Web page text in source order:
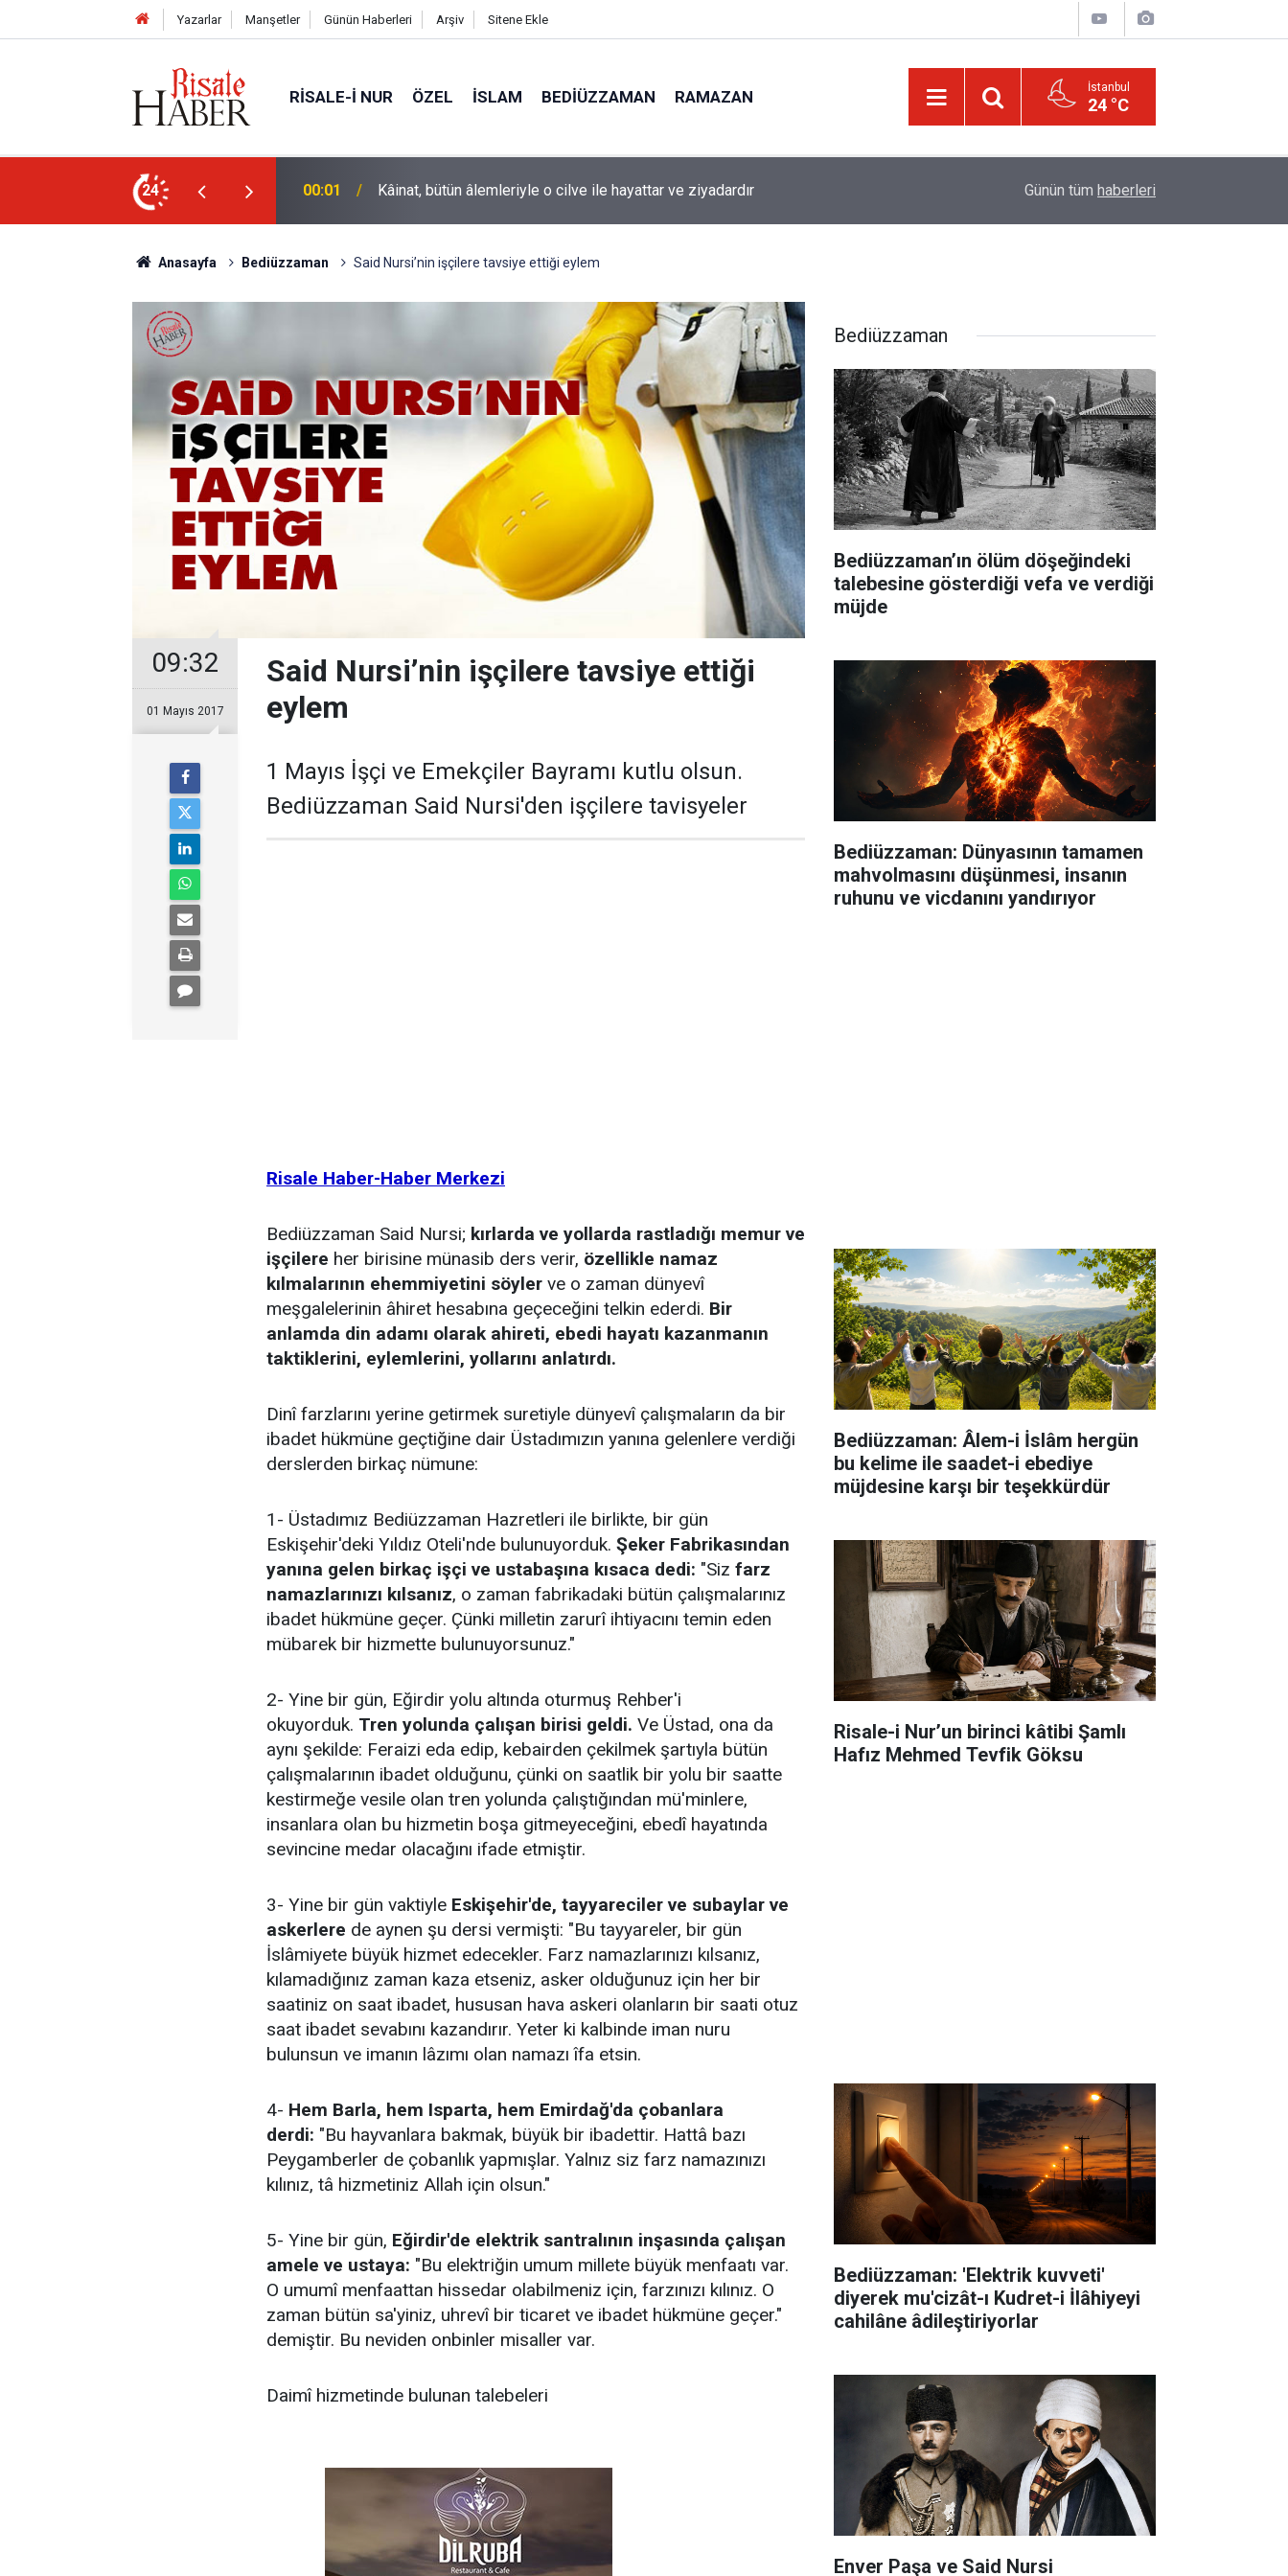
Yazarlar Manşetler Günün Haberleri Arşiv Sitene Ekle
RISALE-I NUR ÖZEL İSLAM BEDIÜZZAMAN RAMAZAN İstanbul
24 °C
24
hayattar ve ziyadardır 22:40 İstanbul'da sis Biyoloji profesörünün parmağının ucunda niçin
Günün tüm haberleri
Anasayfa Bediüzzaman Said Nursi’nin işçilere tavsiye ettiği eylem
09:32
01 Mayıs 2017
Said Nursi’nin işçilere tavsiye ettiği
eylem
1 Mayıs İşçi ve Emekçiler Bayramı kutlu olsun.
Bediüzzaman Said Nursi'den işçilere tavisyeler
Risale Haber-Haber Merkezi
Bediüzzaman Said Nursi; kırlarda ve yollarda rastladığı memur ve
işçilere her birisine münasib ders verir, özellikle namaz
kılmalarının ehemmiyetini söyler ve o zaman dünyevî
meşgalelerinin âhiret hesabına geçeceğini telkin ederdi. Bir
anlamda din adamı olarak ahireti, ebedi hayatı kazanmanın
taktiklerini, eylemlerini, yollarını anlatırdı.
Dinî farzlarını yerine getirmek suretiyle dünyevî çalışmaların da bir
ibadet hükmüne geçtiğine dair Üstadımızın yanına gelenlere verdiği
derslerden birkaç nümune:
1- Üstadımız Bediüzzaman Hazretleri ile birlikte, bir gün
Eskişehir'deki Yıldız Oteli'nde bulunuyorduk. Şeker Fabrikasından
yanına gelen birkaç işçi ve ustabaşına kısaca dedi: "Siz farz
namazlarınızı kılsanız, o zaman fabrikadaki bütün çalışmalarınız
ibadet hükmüne geçer. Çünki milletin zarurî ihtiyacını temin eden
mübarek bir hizmette bulunuyorsunuz."
2- Yine bir gün, Eğirdir yolu altında oturmuş Rehber'i
okuyorduk. Tren yolunda çalışan birisi geldi. Ve Üstad, ona da
aynı şekilde: Feraizi eda edip, kebairden çekilmek şartıyla bütün
çalışmalarının ibadet olduğunu, çünki on saatlik bir yolu bir saatte
kestirmeğe vesile olan tren yolunda çalıştığından mü'minlere,
insanlara olan bu hizmetin boşa gitmeyeceğini, ebedî hayatında
sevincine medar olacağını ifade etmiştir.
3- Yine bir gün vaktiyle Eskişehir'de, tayyareciler ve subaylar ve
askerlere de aynen şu dersi vermişti: "Bu tayyareler, bir gün
İslâmiyete büyük hizmet edecekler. Farz namazlarınızı kılsanız,
kılamadığınız zaman kaza etseniz, asker olduğunuz için her bir
saatiniz on saat ibadet, hususan hava askeri olanların bir saati otuz
saat ibadet sevabını kazandırır. Yeter ki kalbinde iman nuru
bulunsun ve imanın lâzımı olan namazı îfa etsin.
4- Hem Barla, hem Isparta, hem Emirdağ'da çobanlara
derdi: "Bu hayvanlara bakmak, büyük bir ibadettir. Hattâ bazı
Peygamberler de çobanlık yapmışlar. Yalnız siz farz namazınızı
kılınız, tâ hizmetiniz Allah için olsun."
5- Yine bir gün, Eğirdir'de elektrik santralının inşasında çalışan
amele ve ustaya: "Bu elektriğin umum millete büyük menfaatı var.
O umumî menfaattan hissedar olabilmeniz için, farzınızı kılınız. O
zaman bütün sa'yiniz, uhrevî bir ticaret ve ibadet hükmüne geçer."
demiştir. Bu neviden onbinler misaller var.
Daimî hizmetinde bulunan talebeleri
Bediüzzaman
Bediüzzaman’ın ölüm döşeğindeki
talebesine gösterdiği vefa ve verdiği
müjde
Bediüzzaman: Dünyasının tamamen
mahvolmasını düşünmesi, insanın
ruhunu ve vicdanını yandırıyor
Bediüzzaman: Âlem-i İslâm hergün
bu kelime ile saadet-i ebediye
müjdesine karşı bir teşekkürdür
Risale-i Nur’un birinci kâtibi Şamlı
Hafız Mehmed Tevfik Göksu
Bediüzzaman: 'Elektrik kuvveti'
diyerek mu'cizât-ı Kudret-i İlâhiyeyi
cahilâne âdileştiriyorlar
Enver Paşa ve Said Nursi